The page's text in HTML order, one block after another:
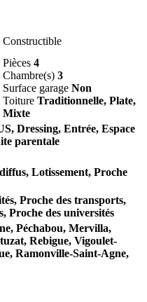
Constructible
Pièces 4
Chambre(s) 3
Surface garage Non
Toiture Traditionnelle, Plate,
Mixte
Dressing, Entrée, Espace
parentale
Lotissement, Proche
Proche des transports,
Proche des universités
Péchabou, Mervilla,
Rebigue, Vigoulet-
Ramonville-Saint-Agne,